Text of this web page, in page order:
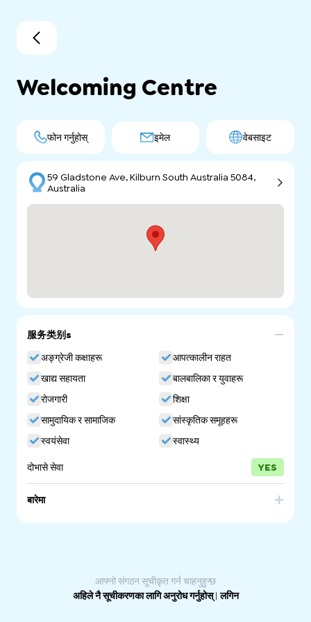
Welcoming Centre
फोन गर्नुहोस् इमेल वेबसाइट
59 Gladstone Ave, Kilburn South Australia 5084,
Australia
服务类别s
अङ्ग्रेजी कक्षाहरू
आपत्कालीन राहत
खाद्य सहायता
बालबालिका र युवाहरू
रोजगारी
शिक्षा
सामुदायिक र सामाजिक
सांस्कृतिक समूहहरू
स्वयंसेवा
स्वास्थ्य
दोभासे सेवा YES
बारेमा
आफ्नो संगठन सूचीकृत गर्न चाहनुहुन्छ
अहिले नै सूचीकरणका लागि अनुरोध गर्नुहोस्|लगिन